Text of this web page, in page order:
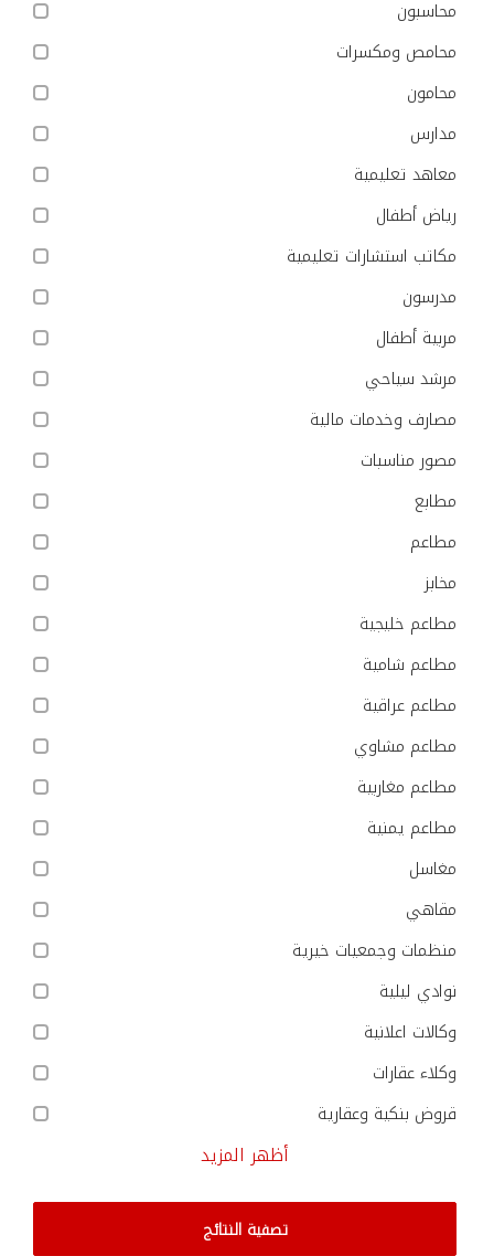
محاسبون
محامص ومكسرات
محامون
مدارس
معاهد تعليمية
رياض أطفال
مكاتب استشارات تعليمية
مدرسون
مربية أطفال
مرشد سياحي
مصارف وخدمات مالية
مصور مناسبات
مطابع
مطاعم
مخابز
مطاعم خليجية
مطاعم شامية
مطاعم عراقية
مطاعم مشاوي
مطاعم مغاربية
مطاعم يمنية
مغاسل
مقاهي
منظمات وجمعيات خيرية
نوادي ليلية
وكالات اعلانية
وكلاء عقارات
قروض بنكية وعقارية
أظهر المزيد
تصفية النتائج